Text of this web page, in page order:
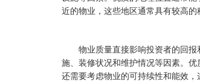
近的物业，这些地区通常具有较高的
物业质量直接影响投资者的回
施、装修状况和维护情况等因素。
还需要考虑物业的可持续性和能效，